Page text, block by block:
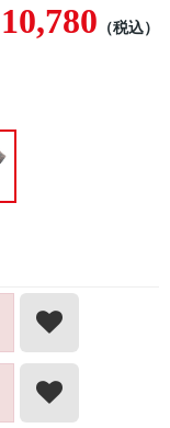
10,780 （税込）